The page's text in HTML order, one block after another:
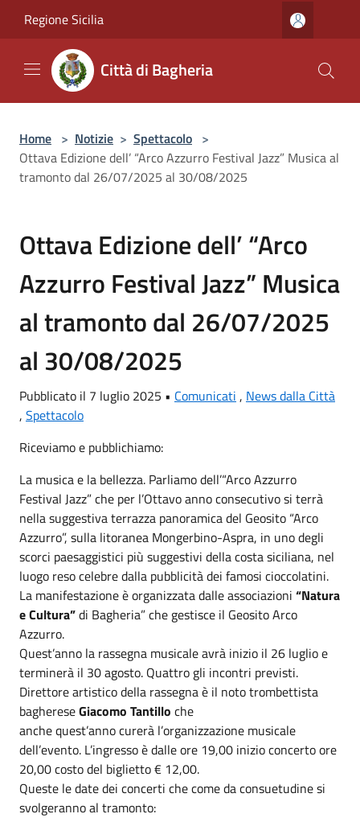
Regione Sicilia
Città di Bagheria
Home > Notizie > Spettacolo >
Ottava Edizione dell’ “Arco Azzurro Festival Jazz” Musica al
tramonto dal 26/07/2025 al 30/08/2025
Ottava Edizione dell’ “Arco
Azzurro Festival Jazz” Musica
al tramonto dal 26/07/2025
al 30/08/2025
Pubblicato il 7 luglio 2025 • Comunicati , News dalla Città
, Spettacolo
Riceviamo e pubblichiamo:
La musica e la bellezza. Parliamo dell’“Arco Azzurro
Festival Jazz” che per l’Ottavo anno consecutivo si terrà
nella suggestiva terrazza panoramica del Geosito “Arco
Azzurro”, sulla litoranea Mongerbino-Aspra, in uno degli
scorci paesaggistici più suggestivi della costa siciliana, nel
luogo reso celebre dalla pubblicità dei famosi cioccolatini.
La manifestazione è organizzata dalle associazioni “Natura
e Cultura”di Bagheria” che gestisce il Geosito Arco
Azzurro.
Quest’anno la rassegna musicale avrà inizio il 26 luglio e
terminerà il 30 agosto. Quattro gli incontri previsti.
Direttore artistico della rassegna è il noto trombettista
baghereseGiacomo Tantillo che
anche quest’anno curerà l’organizzazione musicale
dell’evento. L’ingresso è dalle ore 19,00 inizio concerto ore
20,00 costo del biglietto € 12,00.
Queste le date dei concerti che come da consuetudine si
svolgeranno al tramonto: